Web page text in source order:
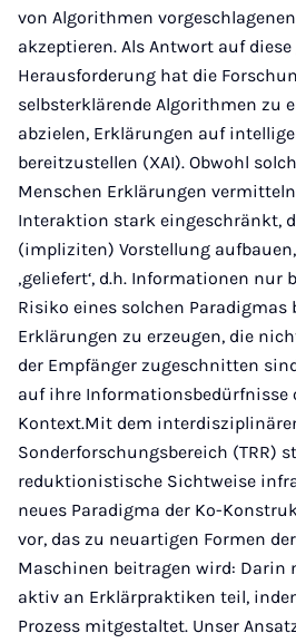
von Algorithmen
akzeptieren. Als Antwort auf
Herausforderung hat die
selbsterklärende Algorithmen zu
abzielen, Erklärungen auf
bereitzustellen (XAI). Obwohl
Menschen Erklärungen
Interaktion stark eingeschränkt,
(impliziten) Vorstellung
‚geliefert‘, d.h. Informationen nur
Risiko eines solchen Paradigmas
Erklärungen zu erzeugen, die
der Empfänger zugeschnitten
auf ihre Informationsbedürfnisse
Kontext.Mit dem
Sonderforschungsbereich (TRR)
reduktionistische Sichtweise
neues Paradigma der Ko-
vor, das zu neuartigen Formen
Maschinen beitragen wird: Darin
aktiv an Erklärpraktiken teil,
Prozess mitgestaltet. Unser